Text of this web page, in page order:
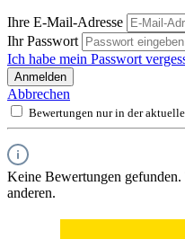
Ihre E-Mail-Adresse
Ihr Passwort
Ich habe mein Passwort
Anmelden
Abbrechen
Bewertungen nur in der
Keine Bewertungen
anderen.